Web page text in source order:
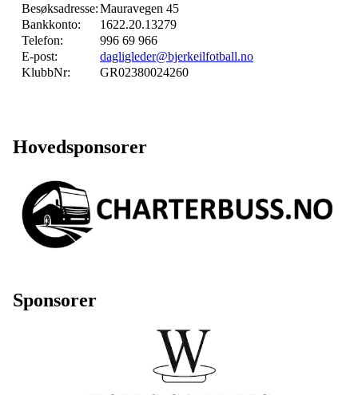
Besøksadresse:Mauravegen 45
Bankkonto:
1622.20.13279
Telefon:
996 69 966
E-post:
dagligleder@bjerkeilfotball.no
KlubbNr:
GR02380024260
Hovedsponsorer
Sponsorer